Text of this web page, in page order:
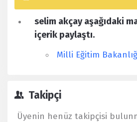
selim akçay aşağıdaki
içerik paylaştı.
Milli Eğitim
Takipçi
Üyenin henüz takipçisi